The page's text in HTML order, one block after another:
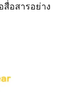
อสารอย่าง